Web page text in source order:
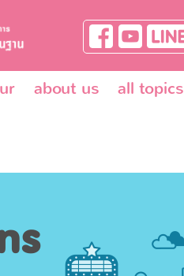
about us all topics